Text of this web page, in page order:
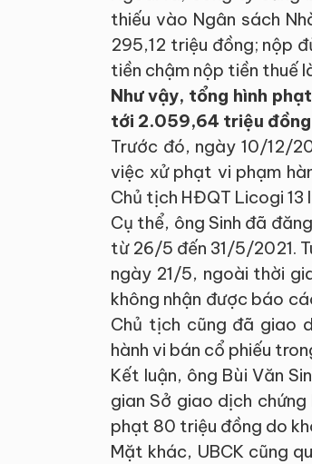
thiếu vào Ngân sách
295,12 triệu đồng; nộp
tiền chậm nộp tiền thuế
Như vậy, tổng hình
tới 2.059,64 triệu
Trước đó, ngày 10/12/
việc xử phạt vi phạm
Chủ tịch HĐQT Licogi 13
Cụ thể, ông Sinh đã
từ 26/5 đến 31/5/2021.
ngày 21/5, ngoài thời
không nhận được báo
Chủ tịch cũng đã giao
hành vi bán cổ phiếu
Kết luận, ông Bùi Văn
gian Sở giao dịch
phạt 80 triệu đồng do
Mặt khác, UBCK cũng